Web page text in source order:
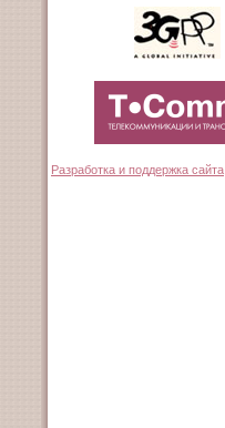
Разработка и поддержка сайта